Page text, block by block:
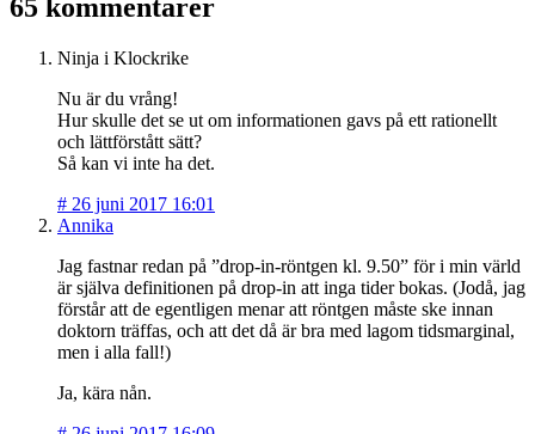
65 kommentarer
Ninja i Klockrike
Nu är du vrång!
Hur skulle det se ut om informationen gavs på ett rationellt
och lättförstått sätt?
Så kan vi inte ha det.
# 26 juni 2017 16:01
Annika
Jag fastnar redan på ”drop-in-röntgen kl. 9.50” för i min värld
är själva definitionen på drop-in att inga tider bokas. (Jodå, jag
förstår att de egentligen menar att röntgen måste ske innan
doktorn träffas, och att det då är bra med lagom tidsmarginal,
men i alla fall!)
Ja, kära nån.